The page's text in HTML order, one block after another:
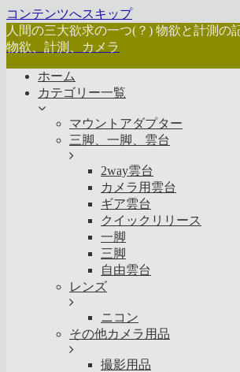
コンテンツへスキップ
人間の三大欲求の一つ(？) 物欲と計測の
物欲、計測、カメラ
ホーム
カテゴリー一覧
マウントアダプター
三脚、一脚、雲台
2way雲台
カメラ用雲台
ギア雲台
クイックリリース
一脚
三脚
自由雲台
レンズ
ニコン
その他カメラ用品
撮影用品